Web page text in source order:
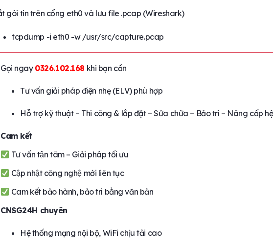
gói tin trên cổng eth0 và lưu file .pcap (Wireshark)
tcpdump -i eth0 -w /usr/src/capture.pcap
Gọi ngay 0326.102.168 khi bạn cần
Tư vấn giải pháp điện nhẹ (ELV) phù hợp
Hỗ trợ kỹ thuật – Thi công & lắp đặt – Sửa chữa – Bảo trì – Nâng cấp
Cam kết
Tư vấn tận tâm – Giải pháp tối ưu
Cập nhật công nghệ mới liên tục
Cam kết bảo hành, bảo trì bằng văn bản
CNSG24H chuyên
Hệ thống mạng nội bộ, WiFi chịu tải cao